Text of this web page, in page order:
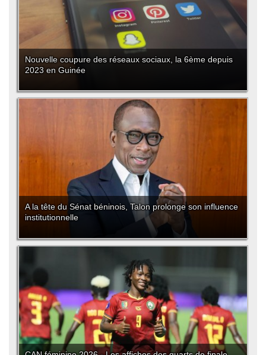
Nouvelle coupure des réseaux sociaux, la 6ème depuis
2023 en Guinée
A la tête du Sénat béninois, Talon prolonge son influence
institutionnelle